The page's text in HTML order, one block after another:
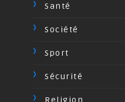
Santé
Société
Sport
Sécurité
Religion